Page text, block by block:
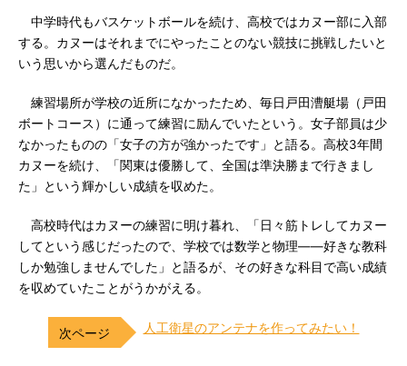
中学時代もバスケットボールを続け、高校ではカヌー部に入部
する。カヌーはそれまでにやったことのない競技に挑戦したいと
いう思いから選んだものだ。
練習場所が学校の近所になかったため、毎日戸田漕艇場（戸田
ボートコース）に通って練習に励んでいたという。女子部員は少
なかったものの「女子の方が強かったです」と語る。高校3年間
カヌーを続け、「関東は優勝して、全国は準決勝まで行きまし
た」という輝かしい成績を収めた。
高校時代はカヌーの練習に明け暮れ、「日々筋トレしてカヌー
してという感じだったので、学校では数学と物理――好きな教科
しか勉強しませんでした」と語るが、その好きな科目で高い成績
を収めていたことがうかがえる。
人工衛星のアンテナを作ってみたい！